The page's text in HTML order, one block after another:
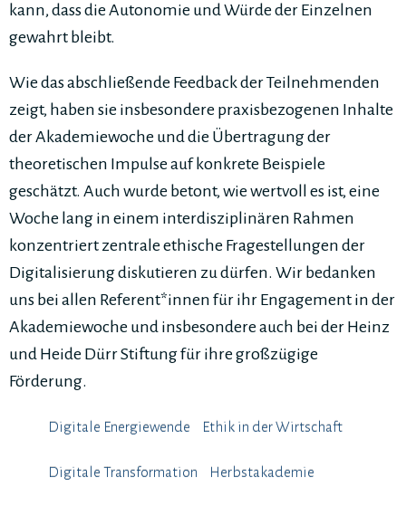
kann, dass die Autonomie und Würde der Einzelnen
gewahrt bleibt.
Wie das abschließende Feedback der Teilnehmenden
zeigt, haben sie insbesondere praxisbezogenen Inhalte
der Akademiewoche und die Übertragung der
theoretischen Impulse auf konkrete Beispiele
geschätzt. Auch wurde betont, wie wertvoll es ist, eine
Woche lang in einem interdisziplinären Rahmen
konzentriert zentrale ethische Fragestellungen der
Digitalisierung diskutieren zu dürfen. Wir bedanken
uns bei allen Referent*innen für ihr Engagement in der
Akademiewoche und insbesondere auch bei der Heinz
und Heide Dürr Stiftung für ihre großzügige
Förderung.
Digitale Energiewende Ethik in der Wirtschaft
Digitale Transformation Herbstakademie